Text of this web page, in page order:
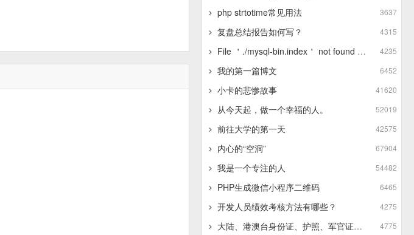
3637
php strtotime常见用法
4315
复盘总结报告如何写？
4235
File ＇./mysql-bin.index＇ not found (Errcode: 13 - Permission denied)
6452
我的第一篇博文
41620
小卡的悲惨故事
52019
从今天起，做一个幸福的人。
42575
前往大学的第一天
67904
内心的“空洞”
54482
我是一个专注的人
6465
PHP生成微信小程序二维码
4275
开发人员绩效考核方法有哪些？
4775
大陆、港澳台身份证、护照、军官证的正则表达式